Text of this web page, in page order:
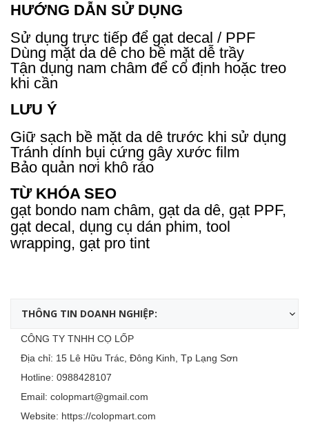
HƯỚNG DẪN SỬ DỤNG
Sử dụng trực tiếp để gạt decal / PPF
Dùng mặt da dê cho bề mặt dễ trầy
Tận dụng nam châm để cố định hoặc treo
khi cần
LƯU Ý
Giữ sạch bề mặt da dê trước khi sử dụng
Tránh dính bụi cứng gây xước film
Bảo quản nơi khô ráo
TỪ KHÓA SEO
gạt bondo nam châm, gạt da dê, gạt PPF,
gạt decal, dụng cụ dán phim, tool
wrapping, gạt pro tint
THÔNG TIN DOANH NGHIỆP:
CÔNG TY TNHH CỌ LỐP
Địa chỉ: 15 Lê Hữu Trác, Đông Kinh, Tp Lạng Sơn
Hotline: 0988428107
Email: colopmart@gmail.com
Website: https://colopmart.com